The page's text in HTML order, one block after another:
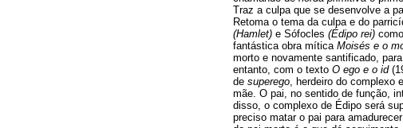
Traz a culpa que se desenvolve a
Retoma o tema da culpa e do
(Hamlet) e Sófocles (Édipo rei)
fantástica obra mítica Moisés e o
morto e novamente santificado,
entanto, com o texto O ego e o id
de superego , herdeiro do
mãe. O pai, no sentido de função,
disso, o complexo de Édipo será
preciso matar o pai para